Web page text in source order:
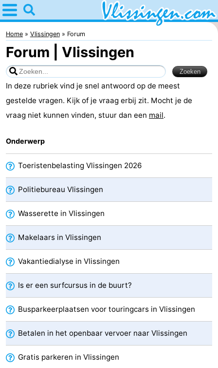
Home
Vlissingen
Tips
Voor
kinderen
Overnachten
Appartementen
-
Martina
Bed
(&
breakfasts)
Campings
Hotels
-
Duinzicht
-
Galgewei
-
Noordzee
Resort
Vlissingen
-
Strandpark
Zeeland
-
Vebenabos
-
Home Vlissingen Forum
Forum | Vlissingen
In deze rubriek vind je snel antwoord op de meest
gestelde vragen. Kijk of je vraag erbij zit. Mocht je de
vraag niet kunnen vinden, stuur dan een mail.
Onderwerp
Toeristenbelasting Vlissingen 2026
Politiebureau Vlissingen
Wasserette in Vlissingen
Makelaars in Vlissingen
Vakantiedialyse in Vlissingen
Is er een surfcursus in de buurt?
Busparkeerplaatsen voor touringcars in Vlissingen
Betalen in het openbaar vervoer naar Vlissingen
Gratis parkeren in Vlissingen